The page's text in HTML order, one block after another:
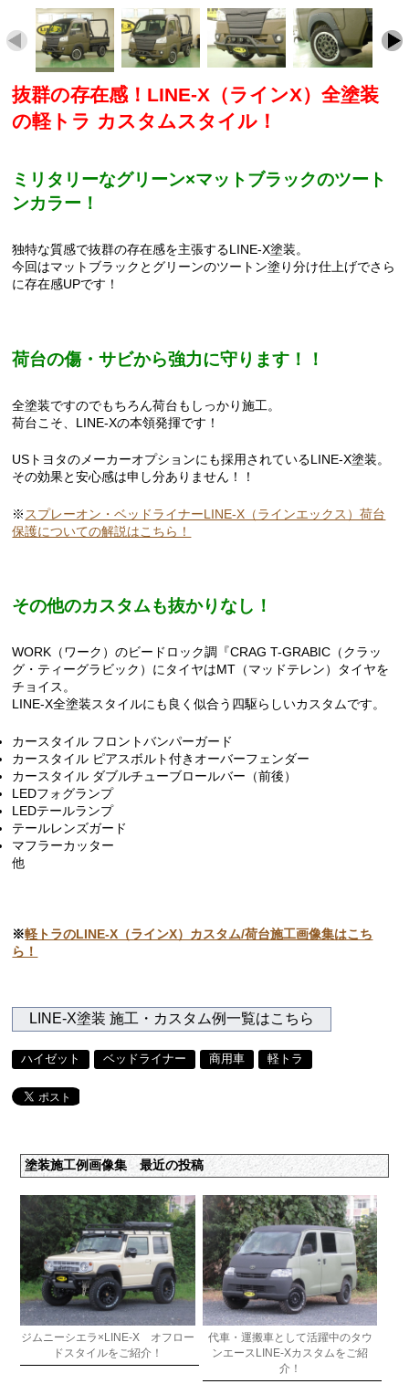
抜群の存在感！LINE-X（ラインX）全塗装
の軽トラ カスタムスタイル！
ミリタリーなグリーン×マットブラックのツート
ンカラー！
独特な質感で抜群の存在感を主張するLINE-X塗装。
今回はマットブラックとグリーンのツートン塗り分け仕上げでさら
に存在感UPです！
荷台の傷・サビから強力に守ります！！
全塗装ですのでもちろん荷台もしっかり施工。
荷台こそ、LINE-Xの本領発揮です！
USトヨタのメーカーオプションにも採用されているLINE-X塗装。
その効果と安心感は申し分ありません！！
※ スプレーオン・ベッドライナーLINE-X（ラインエックス）荷台
保護についての解説はこちら！
その他のカスタムも抜かりなし！
WORK（ワーク）のビードロック調『CRAG T-GRABIC（クラッ
グ・ティーグラビック）にタイヤはMT（マッドテレン）タイヤを
チョイス。
LINE-X全塗装スタイルにも良く似合う四駆らしいカスタムです。
カースタイル フロントバンパーガード
カースタイル ピアスボルト付きオーバーフェンダー
カースタイル ダブルチューブロールバー（前後）
LEDフォグランプ
LEDテールランプ
テールレンズガード
マフラーカッター
他
※軽トラのLINE-X（ラインX）カスタム/荷台施工画像集はこち
ら！
LINE-X塗装 施工・カスタム例一覧はこちら
ハイゼット ベッドライナー 商用車 軽トラ
塗装施工例画像集 最近の投稿
ジムニーシエラ×LINE-X オフロー
ドスタイルをご紹介！
代車・運搬車として活躍中のタウ
ンエースLINE-Xカスタムをご紹
介！